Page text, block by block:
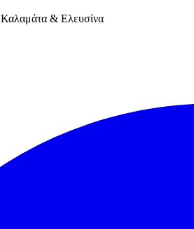
Καλαμάτα & Ελευσίνα